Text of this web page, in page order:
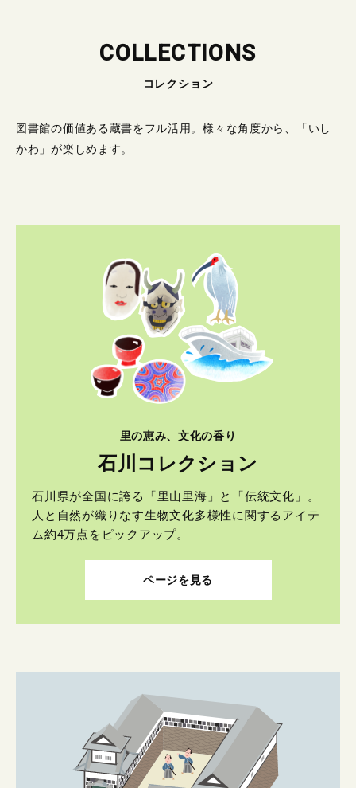
COLLECTIONS
コレクション
図書館の価値ある蔵書をフル活用。様々な角度から、「いし
かわ」が楽しめます。
里の恵み、文化の香り
石川コレクション
石川県が全国に誇る「里山里海」と「伝統文化」。
人と自然が織りなす生物文化多様性に関するアイテ
ム約4万点をピックアップ。
ページを見る